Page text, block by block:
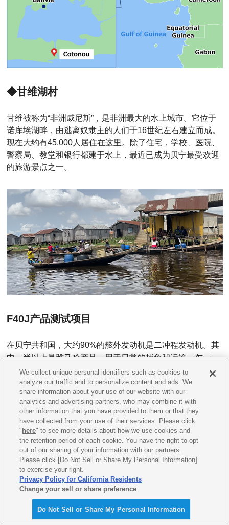
◆甘维湖村
甘维被称为“非洲威尼斯”，是非洲最大的水上城市。它位于
诺库埃湖畔，由逃离奴隶主的人们于16世纪左右建立而成。
现在大约有45,000人居住在这里。除了住宅，学校、医院、
警察局、教堂和银行都建于水上，最近已成为贝宁最受欢迎
的旅游景点之一。
F40J产品测试项目
在贝宁共和国，大约90%的舷外发动机是二冲程发动机。其
中一半以上是雅马哈产品，用于日常的捕鱼和运输。乍一
看，当地的生意似乎还不错，但实际上，由于来自邻国的廉
价新旧产品的涌入，CMB的销量微乎其微。CMB一直在寻
找机会进入现有市场，以扩大在舷外发动机市场上的份额。
另一方面，对于OMDO来说，虽然二冲程发动机目前是非洲
市场的主流，但考虑到全球对环境的关注，有必要确定未来
使用四冲程所面临的挑战。基于上述情况，两家公司达成协
议对F40J开展为期一年的产品测试活动，以评估该产品的优
势、可能面临的问题及其市场预期。
项目小组成立后准备了两台F40J和一台E40G分别供给被选
定的三名产品测试人员使用。CMB人员与他们保持密切联
系，记录每次使用后的加油量和使用时间、进行定期维护，
并汇总为报告。这些信息在每月的会议上将会被分享，以便
We collect unique personal identifiers such as cookies to
analyze our traffic and to personalize content and ads. We
share information about your use of our website with our
analytics and advertising partners, who may combine it with
other information that you have provided to them or that they
have collected from your use of their services. Please click
" here" to see more details about how we use cookies and
the retention period of each cookie. You have the right to opt
out of our sharing of your information with our partners.
Please click [Do Not Sell or Share My Personal Information]
to exercise your right.
Privacy Policy for California Residents
Change your sell or share preference
Do Not Sell or Share My Personal Information